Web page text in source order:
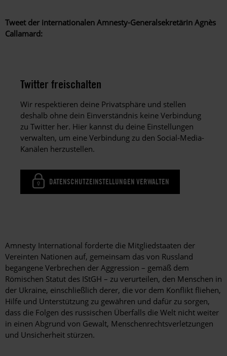
Tweet der internationalen Amnesty-Generalsekretärin Agnès
Callamard:
Twitter freischalten
Wir respektieren deine Privatsphäre und stellen
deshalb ohne dein Einverständnis keine Verbindung
zu Twitter her. Hier kannst du deine Einstellungen
verwalten, um eine Verbindung zu den Social-Media-
Kanälen herzustellen.
DATENSCHUTZEINSTELLUNGEN VERWALTEN
Amnesty International forderte die Mitgliedstaaten der
Vereinten Nationen auf, gemeinsam das von Russland
begangene Verbrechen der Aggression – gemäß dem
Römischen Statut des IStGH – zu verurteilen, den Menschen in
der Ukraine, einschließlich derer, die vor dem Konflikt fliehen,
Hilfe und Unterstützung zu gewähren und dafür zu sorgen,
dass die Folgen des russischen Überfalls die Welt nicht weiter
in einen Abgrund von Gewalt, Menschenrechtsverletzungen
und Unsicherheit stürzen.